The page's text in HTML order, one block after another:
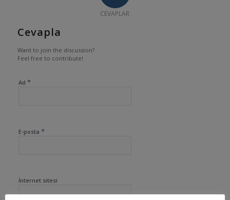
CEVAPLAR
Cevapla
Want to join the discussion?
Feel free to contribute!
Ad *
E-posta *
İnternet sitesi